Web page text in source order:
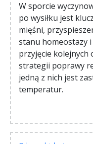
W sporcie
po wysiłku jest
mięśni,
stanu homeostazy
przyjęcie kolejnych
strategii poprawy
jedną z nich jest
temperatur.